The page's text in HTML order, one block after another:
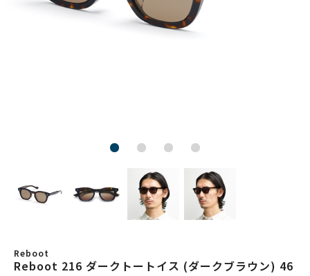
Reboot
Reboot 216 ダークトートイス (ダークブラウン) 46